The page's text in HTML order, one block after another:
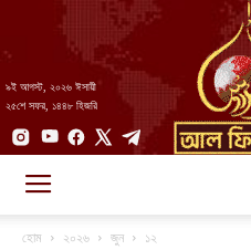
৯ই আগস্ট, ২০২৬ ঈসায়ী
২৫শে সফর, ১৪৪৮ হিজরি
হোম ২০২৬ জুন ১২